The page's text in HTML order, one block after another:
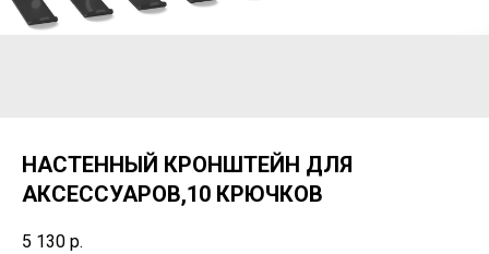
НАСТЕННЫЙ КРОНШТЕЙН ДЛЯ
АКСЕССУАРОВ,10 КРЮЧКОВ
5 130 р.